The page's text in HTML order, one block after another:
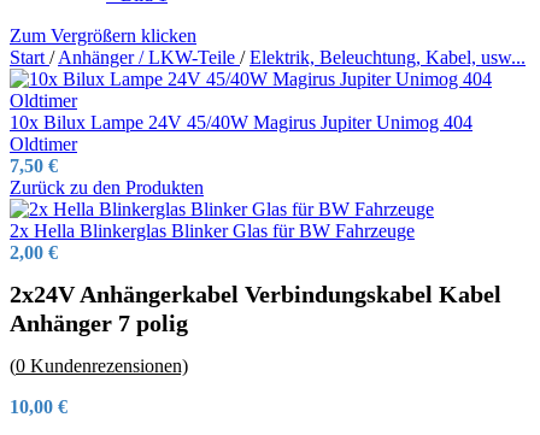
Zum Vergrößern klicken
Start / Anhänger / LKW-Teile / Elektrik, Beleuchtung, Kabel, usw...
10x Bilux Lampe 24V 45/40W Magirus Jupiter Unimog 404
Oldtimer
7,50 €
Zurück zu den Produkten
2x Hella Blinkerglas Blinker Glas für BW Fahrzeuge
2,00 €
2x24V Anhängerkabel Verbindungskabel Kabel
Anhänger 7 polig
(0 Kundenrezensionen)
10,00 €